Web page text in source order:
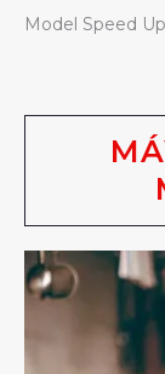
Model Speed Up